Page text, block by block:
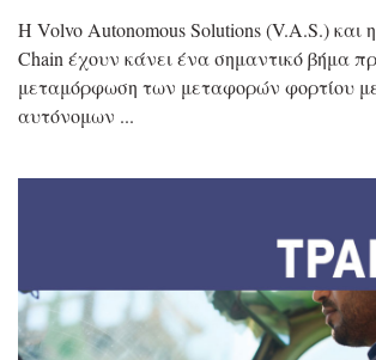
Η Volvo Autonomous Solutions (V.A.S.) και
Chain έχουν κάνει ένα σημαντικό βήμα
μεταμόρφωση των μεταφορών φορτίου
αυτόνομων